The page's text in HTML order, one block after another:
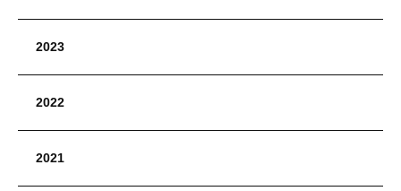
2023
2022
2021